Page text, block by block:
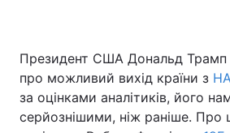
Президент США Дональд Трамп
про можливий вихід країни з
за оцінками аналітиків, його
серйознішими, ніж раніше. Про